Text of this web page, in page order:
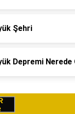
Şehri
Depremi Nerede